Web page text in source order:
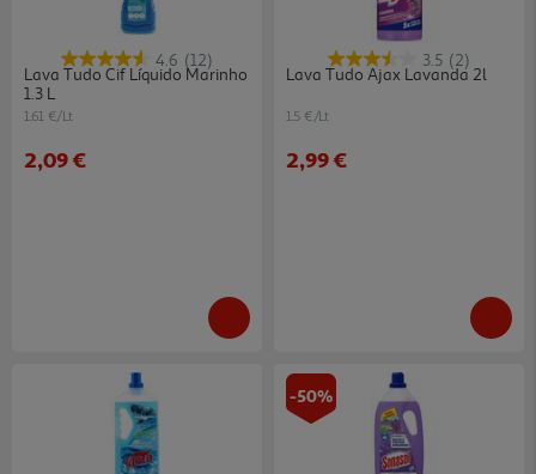
4.6 (12)
Lava Tudo Cif Líquido Marinho
1.3 L
1.61 €/Lt
2,09 €
3.5 (2)
Lava Tudo Ajax Lavanda 2l
1.5 €/Lt
2,99 €
-50%